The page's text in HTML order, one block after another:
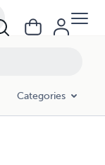
Categories